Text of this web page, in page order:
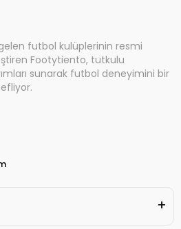
futbol kulüplerinin resmi
Footytiento, tutkulu
sunarak futbol deneyimini bir